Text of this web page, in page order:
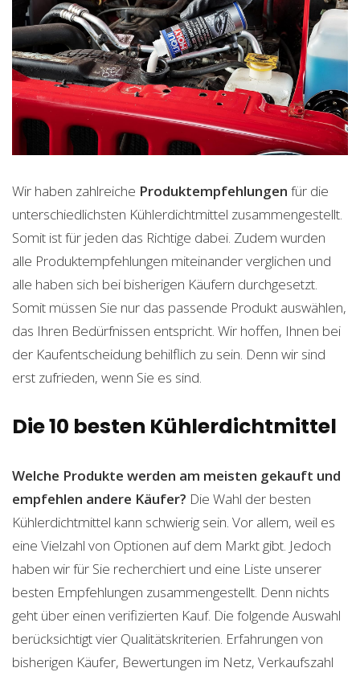
Wir haben zahlreiche Produktempfehlungen für die
unterschiedlichsten Kühlerdichtmittel zusammengestellt.
Somit ist für jeden das Richtige dabei. Zudem wurden
alle Produktempfehlungen miteinander verglichen und
alle haben sich bei bisherigen Käufern durchgesetzt.
Somit müssen Sie nur das passende Produkt auswählen,
das Ihren Bedürfnissen entspricht. Wir hoffen, Ihnen bei
der Kaufentscheidung behilflich zu sein. Denn wir sind
erst zufrieden, wenn Sie es sind.
Die 10 besten Kühlerdichtmittel
Welche Produkte werden am meisten gekauft und
empfehlen andere Käufer? Die Wahl der besten
Kühlerdichtmittel kann schwierig sein. Vor allem, weil es
eine Vielzahl von Optionen auf dem Markt gibt. Jedoch
haben wir für Sie recherchiert und eine Liste unserer
besten Empfehlungen zusammengestellt. Denn nichts
geht über einen verifizierten Kauf. Die folgende Auswahl
berücksichtigt vier Qualitätskriterien. Erfahrungen von
bisherigen Käufer, Bewertungen im Netz, Verkaufszahl